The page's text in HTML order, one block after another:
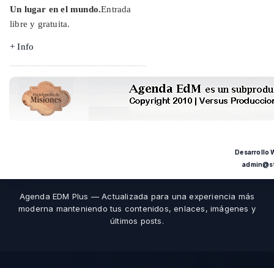
Un lugar en el mundo.Entrada
libre y gratuita.
+ Info
Desarrollo
Agenda EDM Plus — Actualizada para una experiencia más
moderna manteniendo tus contenidos, enlaces, imágenes y
últimos posts.